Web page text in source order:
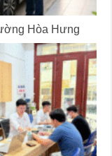
Hòa Hưng